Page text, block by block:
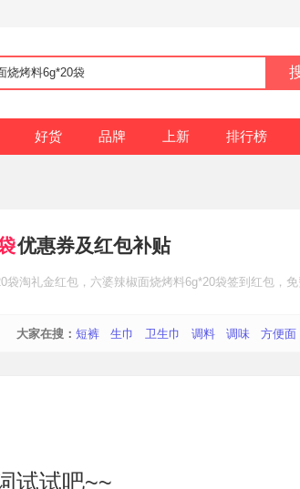
好货 品牌 上新 排行榜
优惠券及红包补贴
袋淘礼金红包 ，六婆辣椒面烧烤料6g*20袋签到红包 ，
大家在搜： 短裤 生巾 卫生巾 调料 调味 方便面
试试吧~~